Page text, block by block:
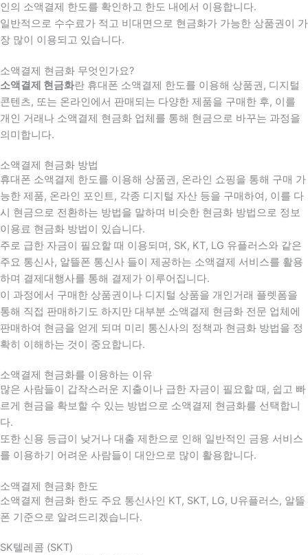
인의 소액결제 한도를 확인하고 한도 내에서 이용합니다.
일반적으로 수수료가 적고 비대면으로 현금화가 가능한 상품권이 가
장 많이 이용되고 있습니다.
소액결제 현금화 무엇인가요?
소액결제 현금화란 휴대폰 소액결제 한도를 이용해 상품권, 디지털
콘텐츠, 또는 온라인에서 판매되는 다양한 제품을 구매한 후, 이를
개인 거래나 소액결제 현금화 업체를 통해 현금으로 바꾸는 과정을
의미합니다.
소액결제 현금화 방법
휴대폰 소액결제 한도를 이용해 상품권, 온라인 쇼핑을 통해 구매 가
능한 제품, 온라인 포인트, 각종 디지털 자산 등을 구매하여, 이를 다
시 현금으로 전환하는 방법을 말하며 비슷한 현금화 방법으로 정보
이용료 현금화 방법이 있습니다.
주로 급한 자금이 필요할 때 이용되며, SK, KT, LG 유플러스와 같은
주요 통신사, 알뜰폰 통신사 들이 제공하는 소액결제 서비스를 활용
하며 결제대행사를 통해 결제가 이루어집니다.
이 과정에서 구매한 상품권이나 디지털 상품을 개인거래 플렛폼을
통해 직접 판매하기도 하지만 대부분 소액결제 현금화 전문 업체에
판매하여 현금을 얻게 되며 미리 통신사의 정책과 현금화 방법을 정
확히 이해하는 것이 중요합니다.
소액결제 현금화를 이용하는 이유
많은 사람들이 갑작스러운 지출이나 급한 자금이 필요할 때 , 쉽고 빠
르게 현금을 확보할 수 있는 방법으로 소액결제 현금화를 선택합니
다.
또한 신용 등급이 낮거나 대출 제한으로 인해 일반적인 금융 서비스
를 이용하기 어려운 사람들이 대안으로 많이 활용합니다.
소액결제 현금화 한도
소액결제 현금화 한도 주요 통신사인 KT, SKT, LG, U유플러스, 알뜰
폰 기준으로 알려드리겠습니다.
SK텔레콤 (SKT)